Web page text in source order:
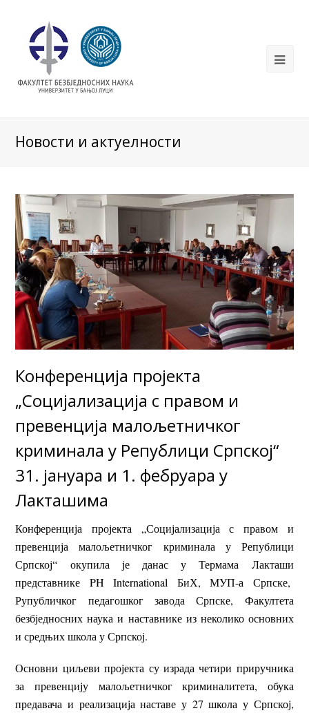
Новости и актуелности
Конференција пројекта
„Социјализација с правом и
превенција малољетничког
криминала у Републици Српској“
31. јануара и 1. фебруара у
Лакташима
Конференција пројекта „Социјализација с правом и
превенција малољетничког криминала у Републици
Српској“ окупила је данас у Термама Лакташи
представнике PH International БиХ, МУП-а Српске,
Рупубличког педагошког завода Српске, Факултета
безбједносних наука и наставнике из неколико основних
и средњих школа у Српској.
Основни циљеви пројекта су израда четири приручника
за превенцију малољетничког криминалитета, обука
предавача и реализација наставе у 27 школа у Српској,